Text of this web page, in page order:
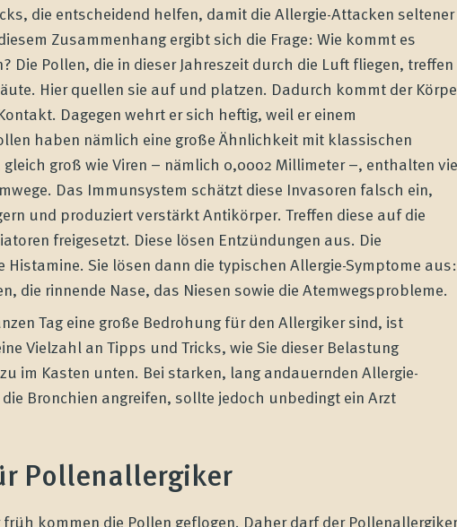
die entscheidend helfen, damit die Allergie-Attacken seltener
Zusammenhang ergibt sich die Frage: Wie kommt es
Die Pollen, die in dieser Jahreszeit durch die Luft fliegen, treffen
Hier quellen sie auf und platzen. Dadurch kommt der
Dagegen wehrt er sich heftig, weil er einem
haben nämlich eine große Ähnlichkeit mit klassischen
groß wie Viren – nämlich 0,0002 Millimeter –, enthalten
Das Immunsystem schätzt diese Invasoren falsch ein,
und produziert verstärkt Antikörper. Treffen diese auf die
freigesetzt. Diese lösen Entzündungen aus. Die
Sie lösen dann die typischen Allergie-Symptome aus:
die rinnende Nase, das Niesen sowie die Atemwegsprobleme.
Tag eine große Bedrohung für den Allergiker sind, ist
Vielzahl an Tipps und Tricks, wie Sie dieser Belastung
im Kasten unten. Bei starken, lang andauernden Allergie-
Bronchien angreifen, sollte jedoch unbedingt ein Arzt
Pollenallergiker
früh kommen die Pollen geflogen. Daher darf der Pollenallergiker